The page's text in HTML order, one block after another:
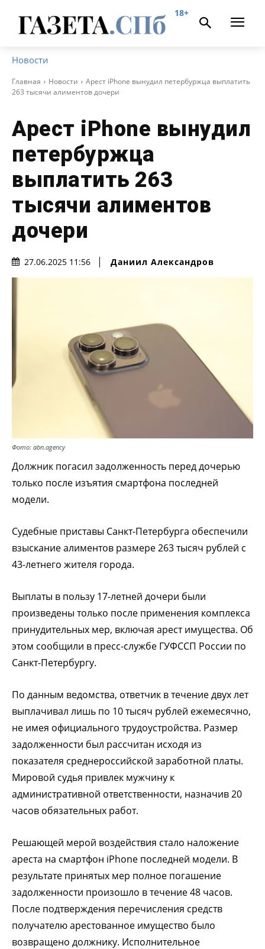
18+
Новости
Главная Новости
Арест iPhone вынудил петербуржца выплатить
263 тысячи алиментов дочери
Арест iPhone вынудил
петербуржца
выплатить 263
тысячи алиментов
дочери
27.06.2025 11:56 Даниил Александров
Фото: abn.agency
Должник погасил задолженность перед дочерью
только после изъятия смартфона последней
модели.
Судебные приставы Санкт-Петербурга обеспечили
взыскание алиментов размере 263 тысяч рублей с
43-летнего жителя города.
Выплаты в пользу 17-летней дочери были
произведены только после применения комплекса
принудительных мер, включая арест имущества. Об
этом сообщили в пресс-службе ГУФССП России по
Санкт-Петербургу.
По данным ведомства, ответчик в течение двух лет
выплачивал лишь по 10 тысяч рублей ежемесячно,
не имея официального трудоустройства. Размер
задолженности был рассчитан исходя из
показателя среднероссийской заработной платы.
Мировой судья привлек мужчину к
административной ответственности, назначив 20
часов обязательных работ.
Решающей мерой воздействия стало наложение
ареста на смартфон iPhone последней модели. В
результате принятых мер полное погашение
задолженности произошло в течение 48 часов.
После подтверждения перечисления средств
получателю арестованное имущество было
возвращено должнику. Исполнительное